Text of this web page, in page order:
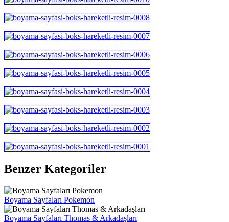
Benzer Kategoriler
Boyama Sayfaları Pokemon
Boyama Sayfaları Thomas & Arkadaşları